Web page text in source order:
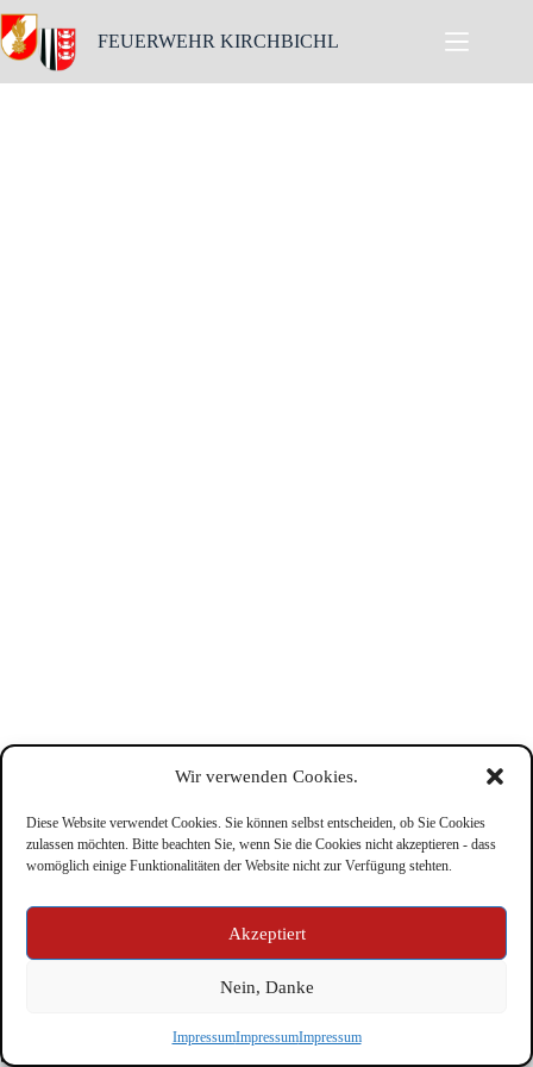
Wir verwenden Cookies.
Diese Website verwendet Cookies. Sie können selbst entscheiden, ob Sie Cookies
zulassen möchten. Bitte beachten Sie, wenn Sie die Cookies nicht akzeptieren - dass
womöglich einige Funktionalitäten der Website nicht zur Verfügung stehten.
Akzeptiert
Nein, Danke
ImpressumImpressumImpressum
FEUERWEHR KIRCHBICHL
Copyright © Feuerwehr Kirchbichl 2026 - WordPress Theme
by